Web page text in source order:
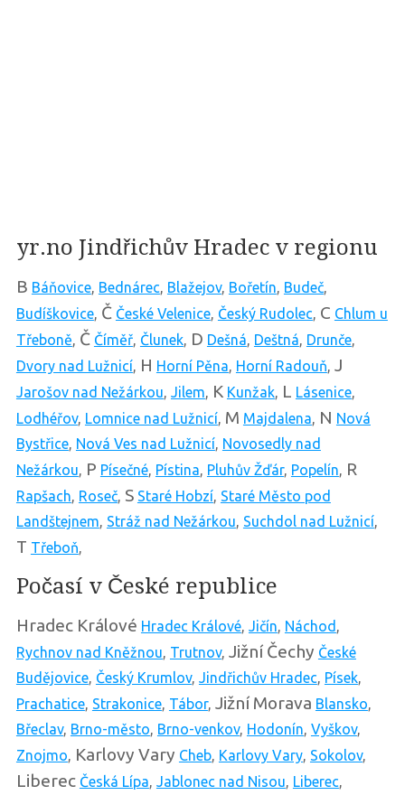
yr.no Jindřichův Hradec v regionu
B Báňovice, Bednárec, Blažejov, Bořetín, Budeč,
Budíškovice, Č České Velenice, Český Rudolec, C Chlum u
Třeboně, Č Číměř, Člunek, D Dešná, Deštná, Drunče,
Dvory nad Lužnicí, H Horní Pěna, Horní Radouň, J
Jarošov nad Nežárkou, Jilem, K Kunžak, L Lásenice,
Lodhéřov, Lomnice nad Lužnicí, M Majdalena, N Nová
Bystřice, Nová Ves nad Lužnicí, Novosedly nad
Nežárkou, P Písečné, Pístina, Pluhův Žďár, Popelín, R
Rapšach, Roseč, S Staré Hobzí, Staré Město pod
Landštejnem, Stráž nad Nežárkou, Suchdol nad Lužnicí,
T Třeboň,
Počasí v České republice
Hradec Králové Hradec Králové, Jičín, Náchod ,
Rychnov nad Kněžnou, Trutnov, Jižní Čechy České
Budějovice, Český Krumlov, Jindřichův Hradec, Písek,
Prachatice, Strakonice, Tábor, Jižní Morava Blansko,
Břeclav, Brno-město, Brno-venkov, Hodonín, Vyškov,
Znojmo, Karlovy Vary Cheb, Karlovy Vary, Sokolov,
Liberec Česká Lípa, Jablonec nad Nisou, Liberec,